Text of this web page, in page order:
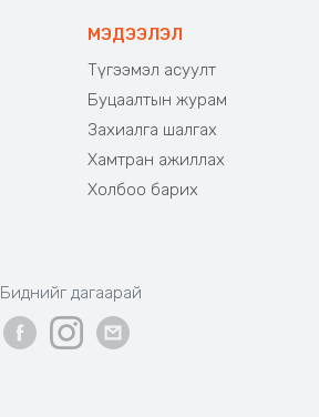
МЭДЭЭЛЭЛ
Түгээмэл асуулт
Буцаалтын журам
Захиалга шалгах
Хамтран ажиллах
Холбоо барих
Биднийг дагаарай